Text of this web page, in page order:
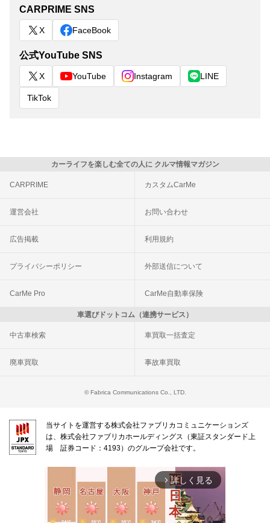
CARPRIME SNS
X FaceBook
公式YouTube SNS
X YouTube Instagram LINE
TikTok
カーライフを楽しむ全ての人に クルマ情報マガジン
CARPRIME カスタムCarMe
運営会社 お問い合わせ
広告掲載 利用規約
プライバシーポリシー 外部送信について
CarMe Pro CarMe自動車保険
車選びドットコム（連携サービス）
中古車検索 車買取一括査定
廃車買取 事故車買取
© Fabrica Communications Co., LTD.
当サイトを運営する株式会社ファブリカコミュニケーションズ
は、株式会社ファブリカホールディングス（東証スタンダード上
場 証券コード：4193）のグループ会社です。
arrow_forward_ios 詳しく見る